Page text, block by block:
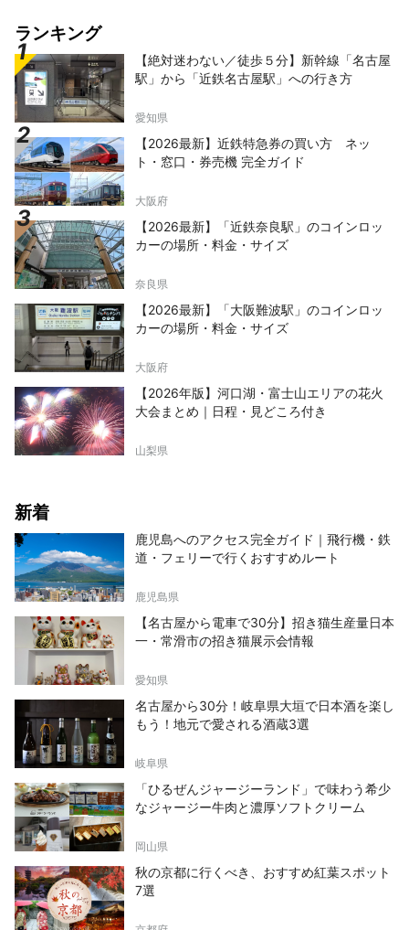
ランキング
【絶対迷わない／徒歩５分】新幹線「名古屋
駅」から「近鉄名古屋駅」への行き方
愛知県
【2026最新】近鉄特急券の買い方 ネッ
ト・窓口・券売機 完全ガイド
大阪府
【2026最新】「近鉄奈良駅」のコインロッ
カーの場所・料金・サイズ
奈良県
【2026最新】「大阪難波駅」のコインロッ
カーの場所・料金・サイズ
大阪府
【2026年版】河口湖・富士山エリアの花火
大会まとめ｜日程・見どころ付き
山梨県
新着
鹿児島へのアクセス完全ガイド｜飛行機・鉄
道・フェリーで行くおすすめルート
鹿児島県
【名古屋から電車で30分】招き猫生産量日本
一・常滑市の招き猫展示会情報
愛知県
名古屋から30分！岐阜県大垣で日本酒を楽し
もう！地元で愛される酒蔵3選
岐阜県
「ひるぜんジャージーランド」で味わう希少
なジャージー牛肉と濃厚ソフトクリーム
岡山県
秋の京都に行くべき、おすすめ紅葉スポット
7選